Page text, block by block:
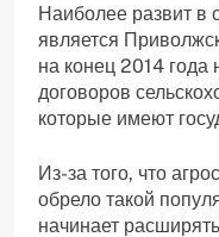
Наиболее развит в
является
на конец 2014 года
договоров
которые имеют
Из-за того, что
обрело такой
начинает